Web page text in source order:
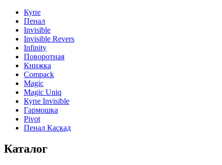
Купе
Пенал
Invisible
Invisible Revers
Infinity
Поворотная
Книжка
Compack
Magic
Magic Uniq
Купе Invisible
Гармошка
Pivot
Пенал Каскад
Каталог